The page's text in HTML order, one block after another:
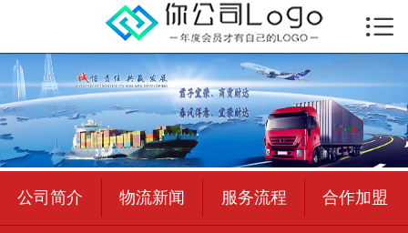
 首页
公司简介
物流新闻
绍兴至全国
合作加盟

公司简介 物流新闻 服务流程 合作加盟